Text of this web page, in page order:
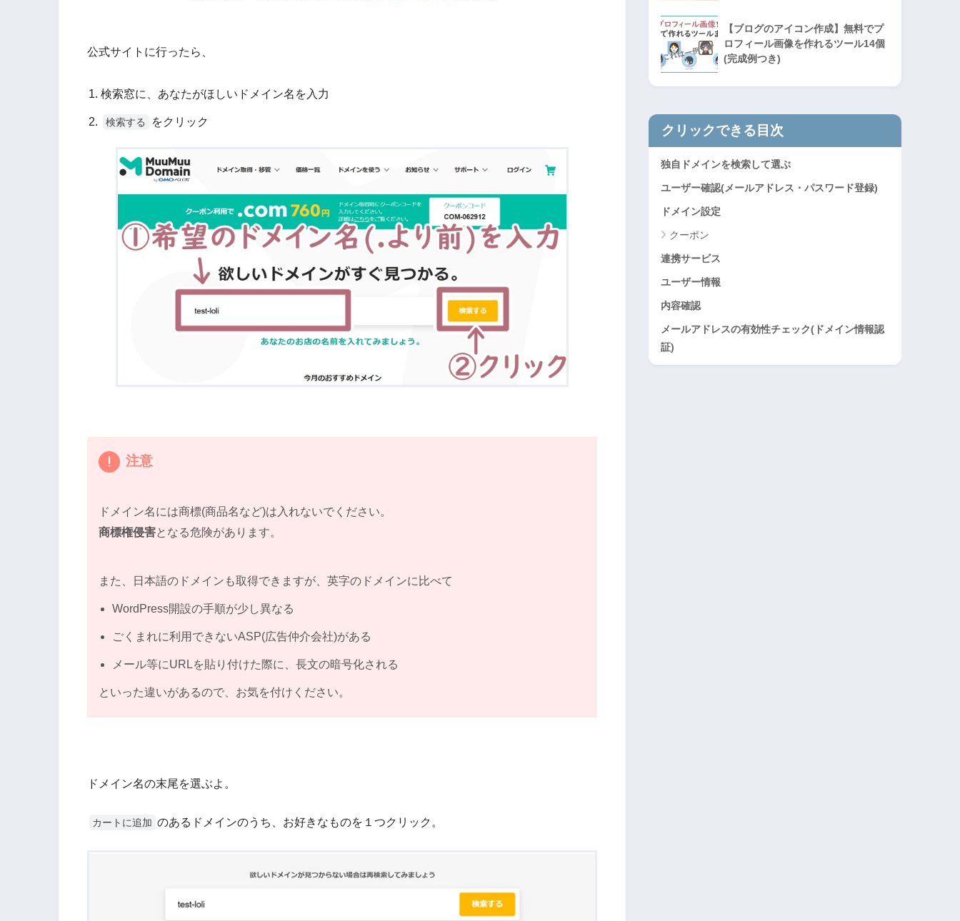
公式サイトに行ったら、
検索窓に、あなたがほしいドメイン名を入力
検索する をクリック
注意
ドメイン名には商標(商品名など)は入れないでください。
商標権侵害となる危険があります。
また、日本語のドメインも取得できますが、英字のドメインに比べて
WordPress開設の手順が少し異なる
ごくまれに利用できないASP(広告仲介会社)がある
メール等にURLを貼り付けた際に、長文の暗号化される
といった違いがあるので、お気を付けください。
ドメイン名の末尾を選ぶよ。
カートに追加 のあるドメインのうち、お好きなものを１つクリック。
【ブログのアイコン作成】無料でプ
ロフィール画像を作れるツール14個
(完成例つき)
クリックできる目次
独自ドメインを検索して選ぶ
ユーザー確認(メールアドレス・パスワード登録)
ドメイン設定
クーポン
連携サービス
ユーザー情報
内容確認
メールアドレスの有効性チェック(ドメイン情報認
証)